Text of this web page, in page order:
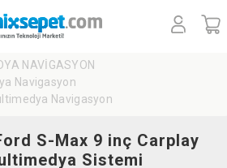
NAVİGASYON
Navigasyon
Navigasyon
S-Max 9 inç Carplay
Sistemi